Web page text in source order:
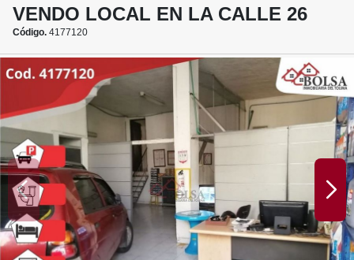
VENDO LOCAL EN LA CALLE 26
Código. 4177120